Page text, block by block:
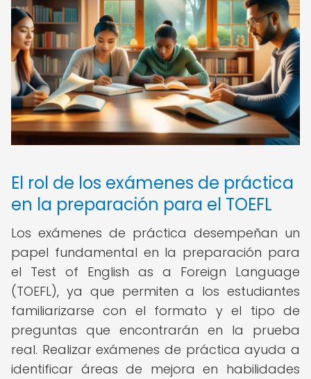
El rol de los exámenes de práctica
en la preparación para el TOEFL
Los exámenes de práctica desempeñan un
papel fundamental en la preparación para
el Test of English as a Foreign Language
(TOEFL), ya que permiten a los estudiantes
familiarizarse con el formato y el tipo de
preguntas que encontrarán en la prueba
real. Realizar exámenes de práctica ayuda a
identificar áreas de mejora en habilidades